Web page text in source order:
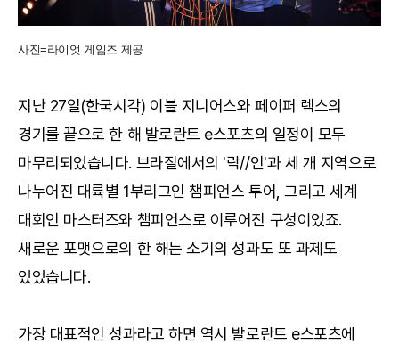
사진=라이엇 게임즈 제공
지난 27일(한국시각) 이블 지니어스와 페이퍼 렉스의
경기를 끝으로 한 해 발로란트 e스포츠의 일정이 모두
마무리되었습니다. 브라질에서의 '락//인'과 세 개 지역으로
나누어진 대륙별 1부리그인 챔피언스 투어, 그리고 세계
대회인 마스터즈와 챔피언스로 이루어진 구성이었죠.
새로운 포맷으로의 한 해는 소기의 성과도 또 과제도
있었습니다.
가장 대표적인 성과라고 하면 역시 발로란트 e스포츠에